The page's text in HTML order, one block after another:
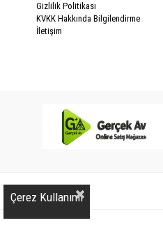
Gizlilik Politikası
KVKK Hakkında Bilgilendirme
İletişim
Çerez Kullanımı